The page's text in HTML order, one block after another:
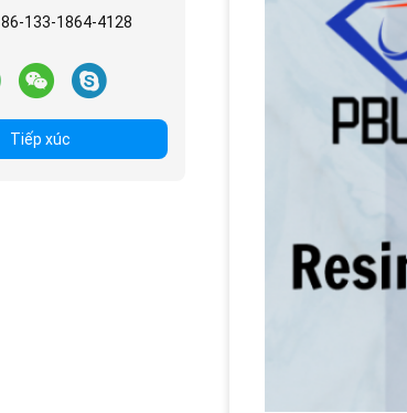
86-133-1864-4128
Tiếp xúc